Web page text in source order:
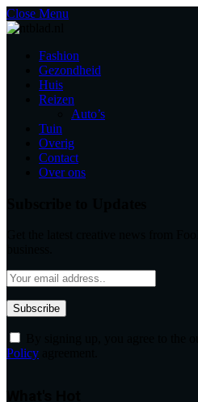
Close Menu
Fashion
Gezondheid
Huis
Reizen
Auto’s
Tuin
Overig
Contact
Over ons
Policy